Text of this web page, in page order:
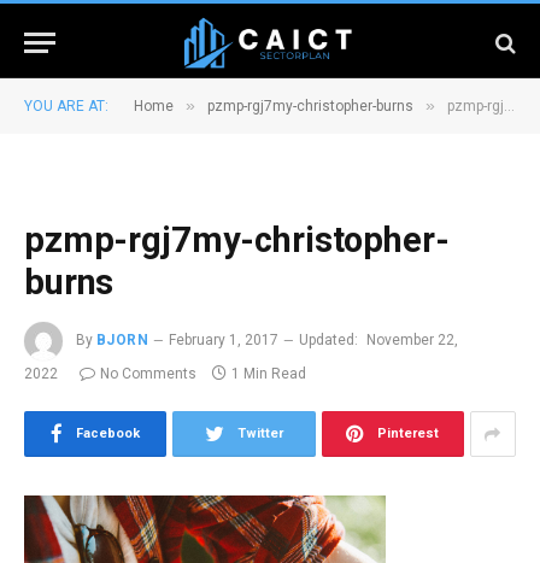
YOU ARE AT: Home » pzmp-rgj7my-christopher-burns » pzmp-rgj7my-christopher-burns
pzmp-rgj7my-christopher-
burns
By BJORN February 1, 2017 Updated:
November 22,
2022
No Comments 1 Min Read
Facebook Twitter Pinterest